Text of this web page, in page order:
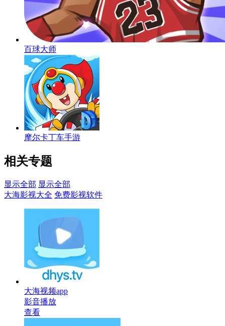
百球大师
摩尔卡丁车手游
相关专题
显示全部 显示全部
大海影视大全 免费影视软件
大海视频app
影音播放
查看